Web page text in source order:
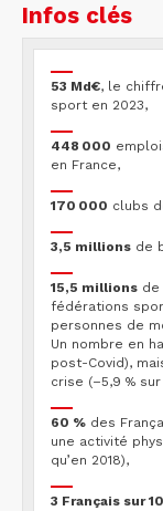
Infos clés
53 Md€, le
sport en 2023,
448 000
en France,
170 000 clubs
3,5 millions de
15,5 millions de
fédérations
personnes de
Un nombre en
post-Covid),
crise (–5,9 %
60 % des
une activité
qu’en 2018),
3 Français sur 10